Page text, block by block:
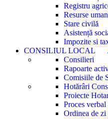
Registru
Resurse
Stare civilă
Asistență
Impozite si
CONSILIUL LOCAL
Consilieri
Rapoarte
Comisiile de
Hotărâri
Proiecte
Proces
Ordinea de